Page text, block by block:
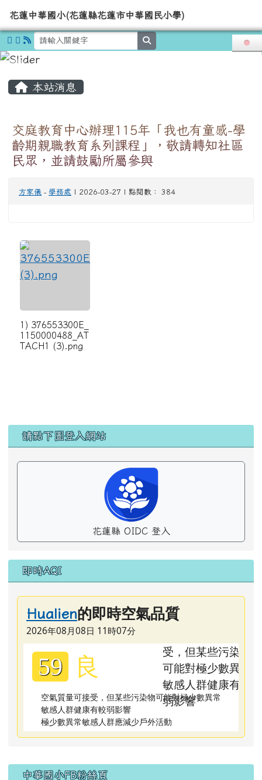
花蓮中華國小(花蓮縣花蓮市中華
導覽列
花蓮中華國小(花蓮縣花蓮市中華國民小學)
本站消息
交庭教育中心辦理115年「我也有童感-學
齡期親職教育系列課程」，敬請轉知社區
民眾，並請鼓勵所屬參與
方家儀 - 學務處 | 2026-03-27 | 點閱數： 384
1) 376553300E_
1150000488_AT
TACH1 (3).png
左邊區域內容
請點下圖登入網站
花蓮縣 OIDC 登入
即時AQI
Hualien的即時空氣品質
2026年08月08日 11時07分
59 良
空氣質量可接受，但某些污染物可能對極少數異常
敏感人群健康有較弱影響
極少數異常敏感人群應減少戶外活動
右邊區域內容
中華國小FB粉絲頁